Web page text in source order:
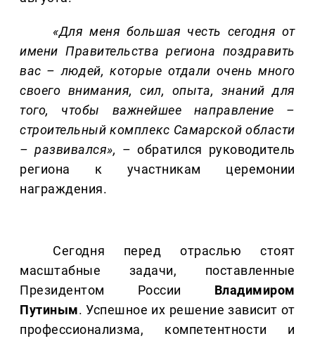
«Для меня большая честь сегодня от
имени Правительства региона поздравить
вас – людей, которые отдали очень много
своего внимания, сил, опыта, знаний для
того, чтобы важнейшее направление –
строительный комплекс Самарской области
– развивался», – обратился руководитель
региона к участникам церемонии
награждения.
Сегодня перед отраслью стоят
масштабные задачи, поставленные
Президентом России Владимиром
Путиным. Успешное их решение зависит от
профессионализма, компетентности и